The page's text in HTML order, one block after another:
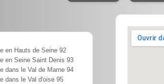
en Hauts de Seine 92
en Seine Saint Denis 93
dans le Val de Marne 94
dans le Val d'oise 95